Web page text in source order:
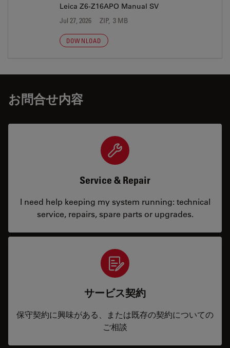
Leica Z6-Z16APO Manual SV
Jul 27, 2026 ZIP, 3 MB
DOWNLOAD
お問合せ内容
Service & Repair
I need help keeping my system running: technical
service, repairs, spare parts or upgrades.
サービス契約
保守契約に興味がある、または既存の契約についての
ご相談